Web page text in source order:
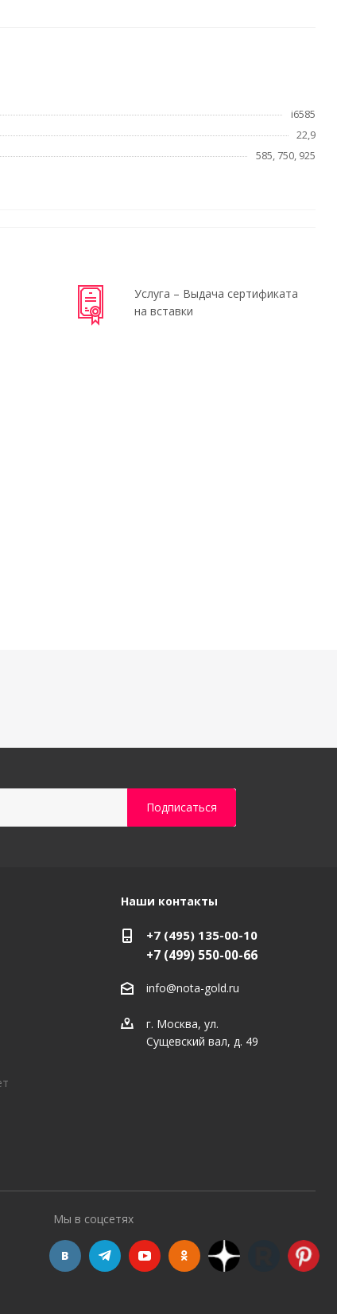
i6585
22,9
585, 750, 925
Услуга – Выдача сертификата
на вставки
Наши контакты
+7 (495) 135-00-10
+7 (499) 550-00-66
info@nota-gold.ru
г. Москва, ул.
Сущевский вал, д. 49
Мы в соцсетях